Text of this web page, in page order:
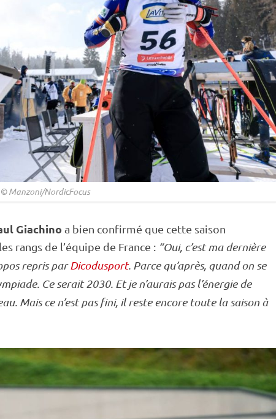
© Manzoni/NordicFocus
Giachino a bien confirmé que cette saison
rangs de l’équipe de France : “Oui, c’est ma dernière
repris parDicodusport. Parce qu’après, quand on se
Ce serait 2030. Et je n’aurais pas l’énergie de
Mais ce n’est pas fini, il reste encore toute la saison à